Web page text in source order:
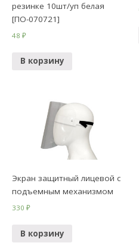
резинке 10шт/уп белая
[ПО-070721]
48₽
В корзину
Экран защитный лицевой с
подъемным механизмом
330₽
В корзину